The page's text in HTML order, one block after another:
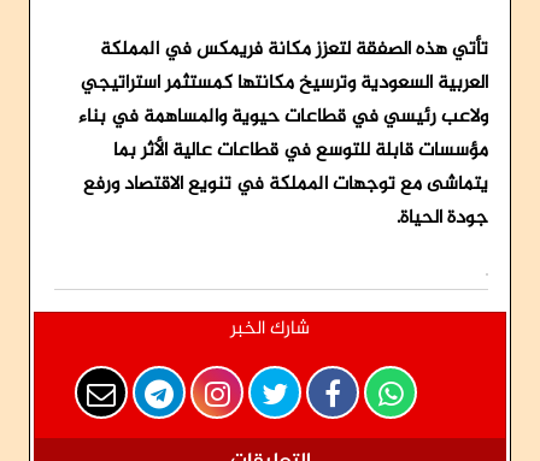
تأتي هذه الصفقة لتعزز مكانة فريمكس في المملكة
العربية السعودية وترسيخ مكانتها كمستثمر استراتيجي
ولاعب رئيسي في قطاعات حيوية والمساهمة في بناء
مؤسسات قابلة للتوسع في قطاعات عالية الأثر بما
يتماشى مع توجهات المملكة في تنويع الاقتصاد ورفع
جودة الحياة.
شارك الخبر